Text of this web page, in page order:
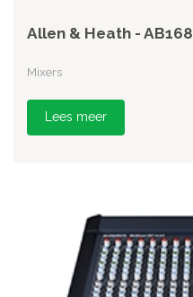
Allen & Heath - AB168
Mixers
Lees meer